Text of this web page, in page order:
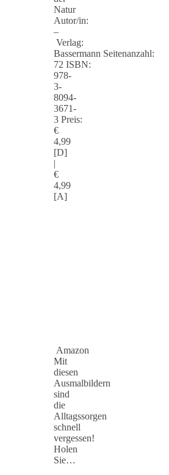
Natur
Autor/in:
–
Verlag:
Bassermann Seitenanzahl:
72 ISBN:
978-
3-
8094-
3671-
3 Preis:
€
4,99
[D]
|
€
4,99
[A]
Amazon
Mit
diesen
Ausmalbildern
sind
die
Alltagssorgen
schnell
vergessen!
Holen
Sie…